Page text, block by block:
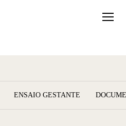
ENSAIO GESTANTE